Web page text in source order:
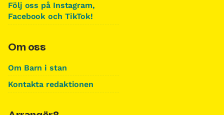
Följ oss på Instagram,
Facebook och TikTok!
Om oss
Om Barn i stan
Kontakta redaktionen